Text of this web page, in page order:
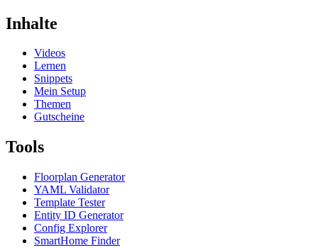
Inhalte
Videos
Lernen
Snippets
Mein Setup
Themen
Gutscheine
Tools
Floorplan Generator
YAML Validator
Template Tester
Entity ID Generator
Config Explorer
SmartHome Finder